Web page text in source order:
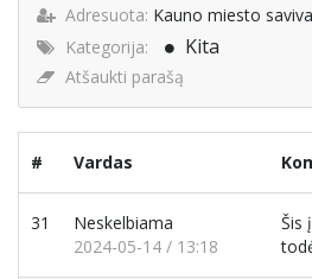
Adresuota: Kauno miesto
Kategorija:
Kita
Atšaukti parašą
# Vardas
31
Neskelbiama
2024-05-14 / 13:18
Šis